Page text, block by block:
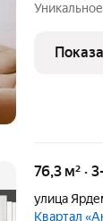
хорошим
76,3 м² ·
улица
Квартал